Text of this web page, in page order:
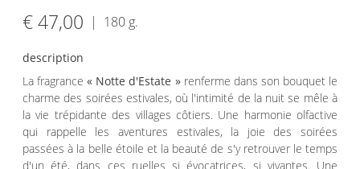
€ 47,00 | 180 g.
description
La fragrance« Notte d'Estate »renferme dans son bouquet le
charme des soirées estivales, où l'intimité de la nuit se mêle à
la vie trépidante des villages côtiers. Une harmonie olfactive
qui rappelle les aventures estivales, la joie des soirées
passées à la belle étoile et la beauté de s'y retrouver le temps
d'un été, dans ces ruelles si évocatrices, si vivantes. Une